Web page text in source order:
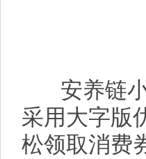
安养链小
采用大字版
松领取消费